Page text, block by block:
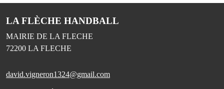
LA FLÈCHE HANDBALL
MAIRIE DE LA FLECHE
72200 LA FLECHE
david.vigneron1324@gmail.com